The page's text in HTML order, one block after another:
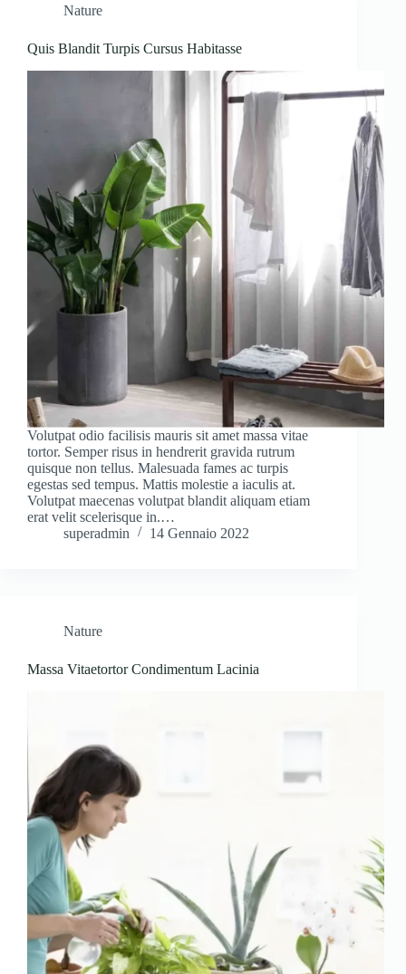
Nature
Quis Blandit Turpis Cursus Habitasse
Volutpat odio facilisis mauris sit amet massa vitae
tortor. Semper risus in hendrerit gravida rutrum
quisque non tellus. Malesuada fames ac turpis
egestas sed tempus. Mattis molestie a iaculis at.
Volutpat maecenas volutpat blandit aliquam etiam
erat velit scelerisque in.…
superadmin
14 Gennaio 2022
Nature
Massa Vitaetortor Condimentum Lacinia